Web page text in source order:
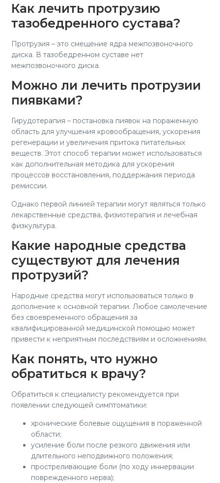
Как лечить протрузию
тазобедренного сустава?
Протрузия – это смещение ядра межпозвоночного
диска. В тазобедренном суставе нет
межпозвоночного диска.
Можно ли лечить протрузии
пиявками?
Гирудотерапия – постановка пиявок на пораженную
область для улучшения кровообращения, ускорения
регенерации и увеличения притока питательных
веществ. Этот способ терапии может использоваться
как дополнительная методика для ускорения
процессов восстановления, поддержания периода
ремиссии.
Однако первой линией терапии могут являться только
лекарственные средства, физиотерапия и лечебная
физкультура.
Какие народные средства
существуют для лечения
протрузий?
Народные средства могут использоваться только в
дополнение к основной терапии. Любое самолечение
без своевременного обращения за
квалифицированной медицинской помощью может
привести к неприятным последствиям и осложнениям.
Как понять, что нужно
обратиться к врачу?
Обратиться к специалисту рекомендуется при
появлении следующей симптоматики:
хронические болевые ощущения в пораженной
области;
усиление боли после резкого движения или
длительного неподвижного положения;
простреливающие боли (по ходу иннервации
поврежденного нерва);